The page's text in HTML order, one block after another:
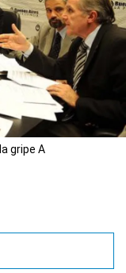
gripe A